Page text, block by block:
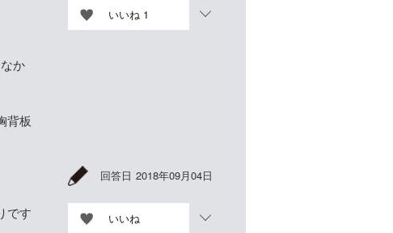
か
背板
いいね 1
です
回答日 2018年09月04日
いいね